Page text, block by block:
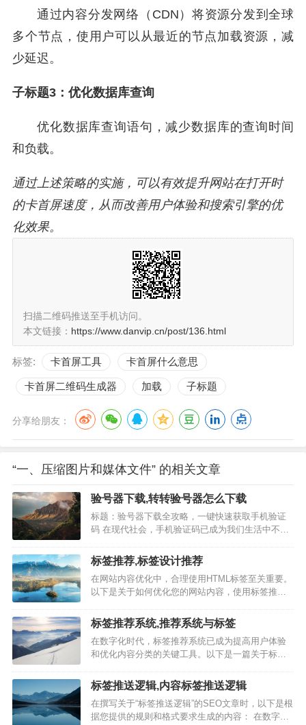
通过内容分发网络（CDN）将资源分发到全球
多个节点，使用户可以从最近的节点加载资源，减
少延迟。
子标题3：优化数据库查询
优化数据库查询语句，减少数据库的查询时间
和负载。
通过上述策略的实施，可以有效提升网站在打开时
的卡首屏速度，从而改善用户体验和搜索引擎的优
化效果。
扫描二维码推送至手机访问。
本文链接： https://www.danvip.cn/post/136.html
标签: 卡首屏工具 卡首屏什么意思
卡首屏二维码生成器 加载 子标题
分享给朋友：
“一、压缩图片和媒体文件” 的相关文章
验号器下载,转转验号器怎么下载
标题：验号器下载全攻略，一键快速获取手机验证
码 在现代社会，手机验证码已成为我们生活中不可
器的使用越来越普遍。本文将为您详细介绍验号器
的下载方法、使用技巧以及注意事项，让您轻松掌
握验号器的使用。 1. 通过官方网站下载 访问验号器
的官方网站，选择适…
标签推荐,标签设计推荐
在网站内容优化中，合理使用HTML标签至关重要。
以下是关于如何优化您的网站内容，使用标签推荐
H6）用于定义页面标题，具有不同的级别。合理使
用标题标签可以提高页面的结构层次，对搜索引擎
优化有重要作用。 主标题使用H1标签，仅出现一
次，并包含…
标签推荐系统,推荐系统与标签
在数字化时代，标签推荐系统已成为提高用户体验
和优化内容分类的关键工具。以下是一篇关于标签
长，有效的信息检索和内容分类变得愈发重要。标
签推荐系统不仅能够帮助用户快速找到所需内容，
还能提高网站的整体SEO表现。 一、标签推荐系统
的工作原理 标签推荐…
标签推送逻辑,内容标签推送逻辑
在撰写关于“标签推送逻辑”的SEO文章时，以下是根
据您提供的规则和格式要求生成的内容： 在数字化